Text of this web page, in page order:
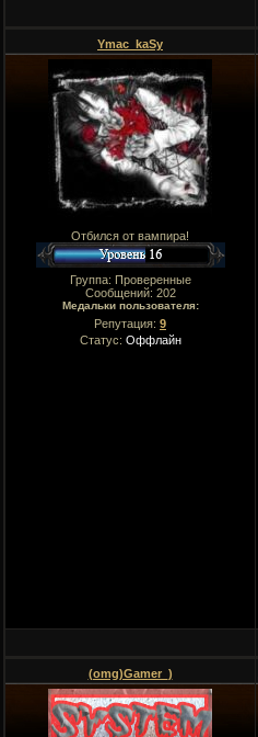
Ymac_kaSy
Отбился от вампира!
Группа: Проверенные
Сообщений: 202
Медальки пользователя:
Репутация: 9
Статус: Оффлайн
(omg)Gamer_)